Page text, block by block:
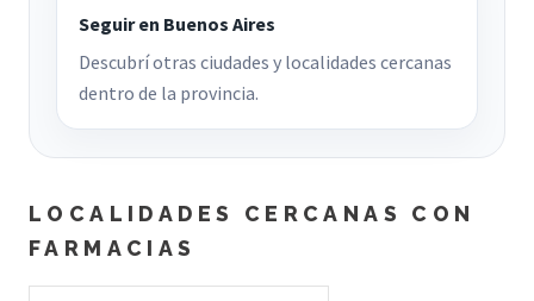
Seguir en Buenos Aires
Descubrí otras ciudades y localidades cercanas
dentro de la provincia.
LOCALIDADES CERCANAS CON
FARMACIAS